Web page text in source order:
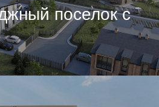
поселок с